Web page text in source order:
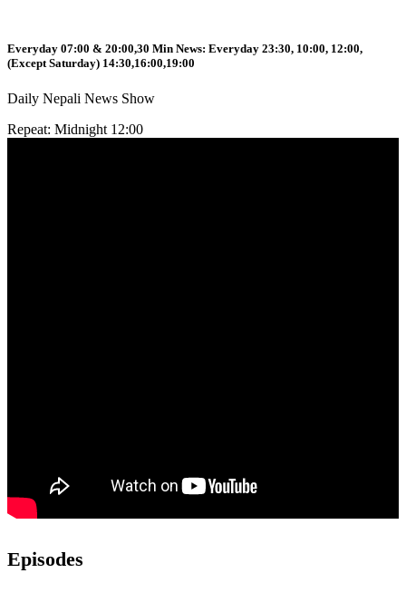
Everyday 07:00 & 20:00,30 Min News: Everyday 23:30, 10:00, 12:00,
(Except Saturday) 14:30,16:00,19:00
Daily Nepali News Show
Repeat: Midnight 12:00
Episodes